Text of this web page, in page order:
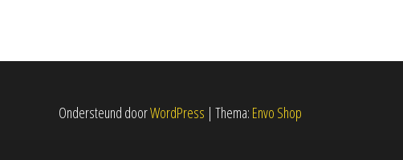
Ondersteund doorWordPress | Thema: Envo Shop